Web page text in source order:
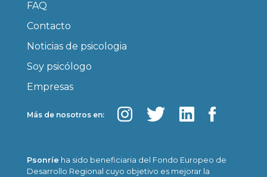
FAQ
Contacto
Noticias de psicologia
Soy psicólogo
Empresas
Más de nosotros en:
Psonríe ha sido beneficiaria del Fondo Europeo de
Desarrollo Regional cuyo objetivo es mejorar la